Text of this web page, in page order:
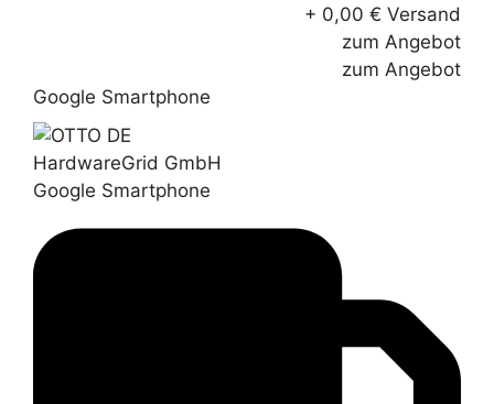
+ 0,00 € Versand
zum Angebot
zum Angebot
Google Smartphone
HardwareGrid GmbH
Google Smartphone